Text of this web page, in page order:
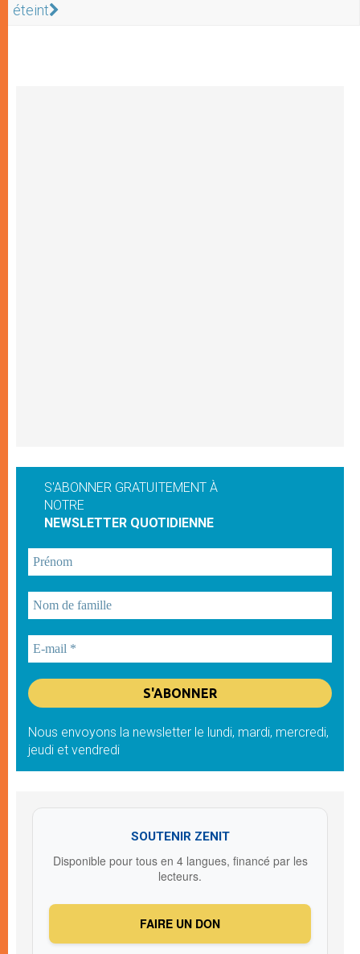
éteint
S'ABONNER GRATUITEMENT À
NOTRE
NEWSLETTER QUOTIDIENNE
Nous envoyons la newsletter le lundi, mardi, mercredi,
jeudi et vendredi
SOUTENIR ZENIT
Disponible pour tous en 4 langues, financé par les
lecteurs.
FAIRE UN DON